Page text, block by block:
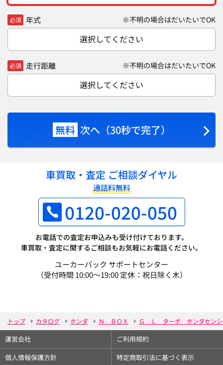
必須 年式 ※不明の場合はだいたいでOK
選択してください
必須 走行距離 ※不明の場合はだいたいでOK
選択してください
無料 次へ（30秒で完了）
車買取・査定 ご相談ダイヤル
通話料無料
0120-020-050
お電話での査定お申込みも受け付けております。
車買取・査定に関するご相談もお気軽にお電話ください。
ユーカーパック サポートセンター
（受付時間 10:00～19:00 定休：祝日除く木）
トップ カタログ ホンダ Ｎ ＢＯＸ Ｇ Ｌ ターボ ホンダセンシ
運営会社
ご利用規約
個人情報保護方針
特定商取引法に基づく表示